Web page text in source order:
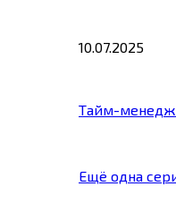
10.07.2025
Тайм-
Ещё одна